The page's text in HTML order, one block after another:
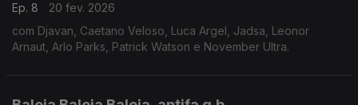
Ep. 8
20 fev. 2026
com Djavan, Caetano Veloso, Luca Argel, Jadsa, Leonor
Arnaut, Arlo Parks, Patrick Watson e November Ultra.